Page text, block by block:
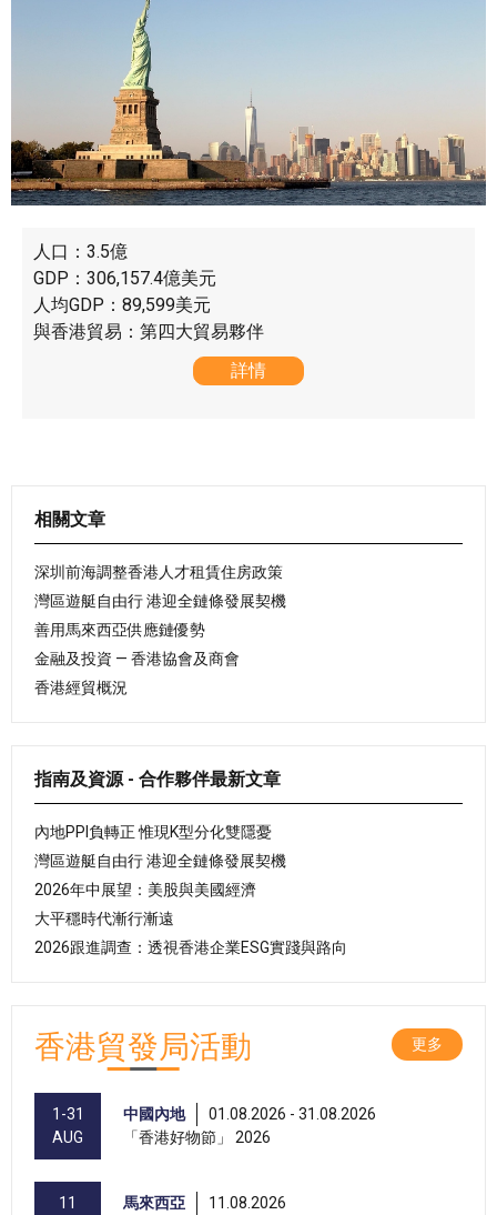
人口：3.5億
GDP：306,157.4億美元
人均GDP：89,599美元
與香港貿易：第四大貿易夥伴
詳情
相關文章
深圳前海調整香港人才租賃住房政策
灣區遊艇自由行 港迎全鏈條發展契機
善用馬來西亞供應鏈優勢
金融及投資 — 香港協會及商會
香港經貿概況
指南及資源 - 合作夥伴最新文章
內地PPI負轉正 惟現K型分化雙隱憂
灣區遊艇自由行 港迎全鏈條發展契機
2026年中展望：美股與美國經濟
大平穩時代漸行漸遠
2026跟進調查：透視香港企業ESG實踐與路向
香港貿發局活動 更多
1-31
AUG
中國內地
01.08.2026 - 31.08.2026
「香港好物節」 2026
11
馬來西亞
11.08.2026